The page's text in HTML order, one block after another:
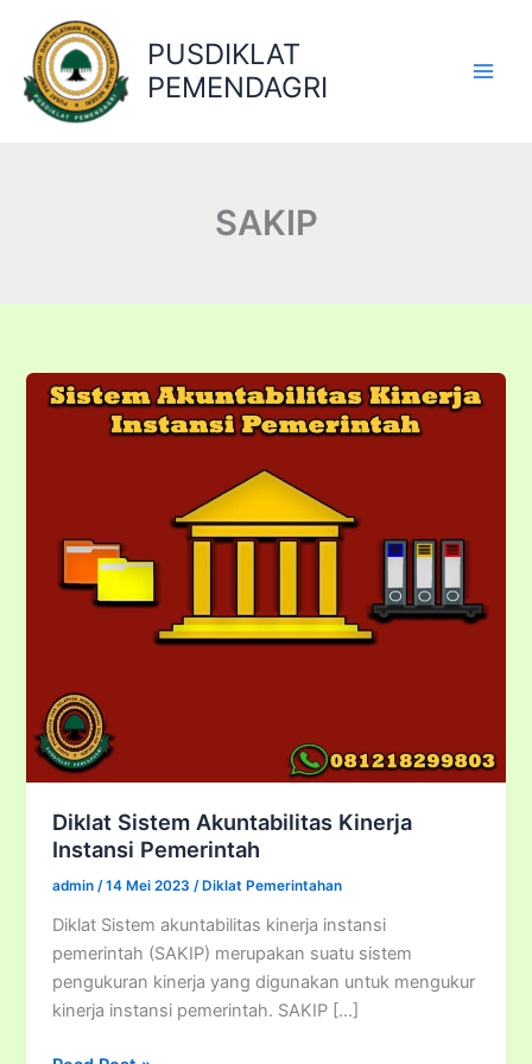
konten
PUSDIKLAT
PEMENDAGRI
SAKIP
Diklat Sistem Akuntabilitas Kinerja
Instansi Pemerintah
admin/14 Mei 2023/ Diklat Pemerintahan
Diklat Sistem akuntabilitas kinerja instansi
pemerintah (SAKIP) merupakan suatu sistem
pengukuran kinerja yang digunakan untuk mengukur
kinerja instansi pemerintah. SAKIP […]